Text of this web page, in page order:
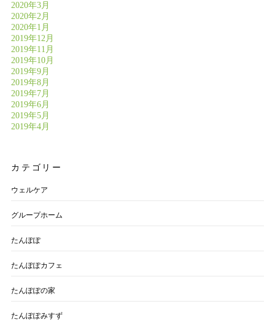
2020年3月
2020年2月
2020年1月
2019年12月
2019年11月
2019年10月
2019年9月
2019年8月
2019年7月
2019年6月
2019年5月
2019年4月
カテゴリー
ウェルケア
グループホーム
たんぽぽ
たんぽぽカフェ
たんぽぽの家
たんぽぽみすず